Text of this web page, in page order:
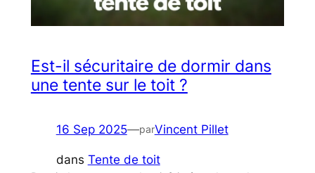
Est-il sécuritaire de dormir dans
une tente sur le toit ?
16 Sep 2025—parVincent Pillet
dans Tente de toit